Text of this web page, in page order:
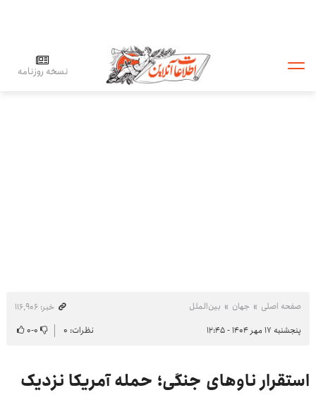
نسخه روزنامه
صفحه اصلی جهان بین‌الملل
خبر: ۱۱۶٬۹۰۶
پنجشنبه ۱۷ مهر ۱۴۰۴ - ۱۲:۴۵
نظرات: ۰ ۰-۰
استقرار ناوهای جنگی؛ حمله آمریکا نزدیک